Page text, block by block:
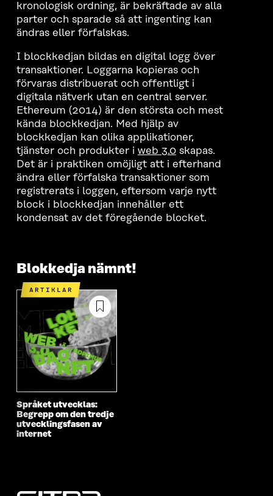
kronologisk ordning, är bekräftade av alla
parter och sparade så att ingenting kan
ändras eller förfalskas.
I blockkedjan bildas en digital logg över
transaktioner. Loggarna kopieras och
förvaras distribuerat och offentligt i
digitala nätverk utan en central server.
Ethereum (2014) är den största och mest
kända blockkedjan. Med hjälp av
blockkedjan kan olika applikationer,
tjänster och produkter i web 3.0skapas.
Det är i praktiken omöjligt att i efterhand
ändra eller förfalska transaktioner som
registrerats i loggen, eftersom varje nytt
block i blockkedjan innehåller ett
kondensat av det föregående blocket.
Blokkedja nämnt!
ARTIKLAR
Språket utvecklas:
Begrepp om den tredje
utvecklingsfasen av
internet